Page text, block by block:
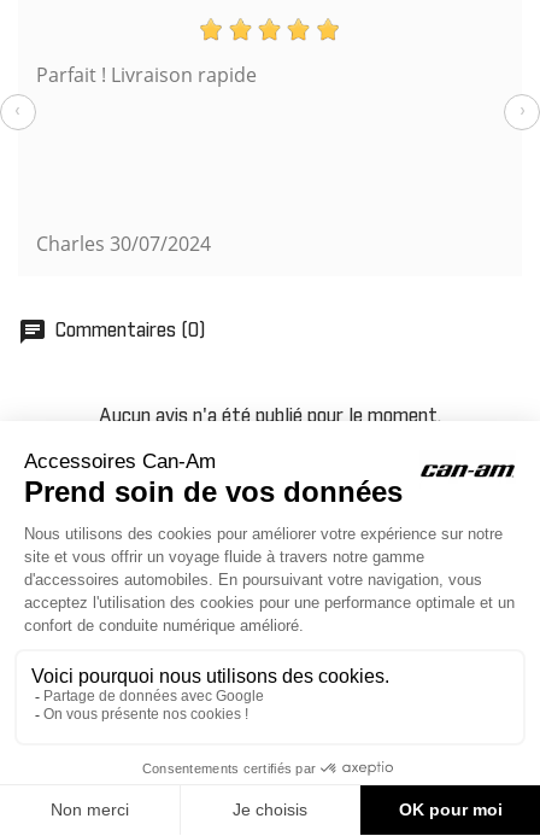
AJOUTER AU PANIER
Parfait ! Livraison rapide
Charles 30/07/2024
‹ ›
chat Commentaires (0)
Aucun avis n'a été publié pour le moment.
ACCESSOIRES CAN-AM
Le site d'accessoires Can-Am vous propose des accessoires d'origine
pour équiper votre véhicule 3 roues (On Road) ou votre véhicule tout